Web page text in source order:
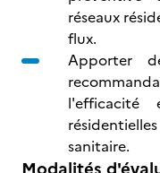
réseaux
flux.
Apporter
l'efficacité
sanitaire.